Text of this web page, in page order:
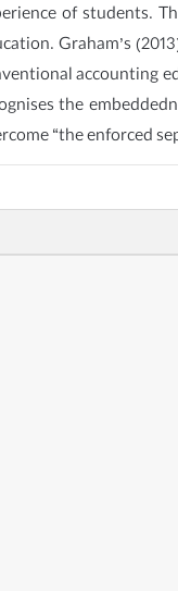
of students.
Graham’s
accounting
the
“the enforced